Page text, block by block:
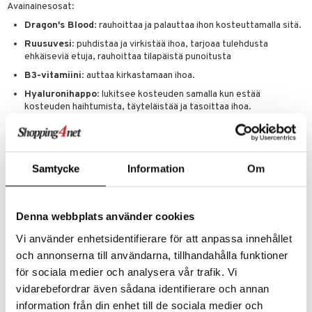
Samtycke Information Om
Denna webbplats använder cookies
Vi använder enhetsidentifierare för att anpassa innehållet
och annonserna till användarna, tillhandahålla funktioner
för sociala medier och analysera vår trafik. Vi
vidarebefordrar även sådana identifierare och annan
information från din enhet till de sociala medier och
Avainainesosat:
Dragon's Blood: rauhoittaa ja palauttaa ihon kosteuttamalla sitä.
Ruusuvesi: puhdistaa ja virkistää ihoa, tarjoaa tulehdusta
ehkäiseviä etuja, rauhoittaa tilapäistä punoitusta
B3-vitamiini: auttaa kirkastamaan ihoa.
Hyaluronihappo: lukitsee kosteuden samalla kun estää
kosteuden haihtumista, täyteläistää ja tasoittaa ihoa.
Tulokset: Puhdas, kosteutettu ja säteilevä iho – täydellinen nopeaan,
jetset-elämäntyyliin.
pois. Voidaan käyttää yksinään tai kaksoispuhdistuksen vaiheena 2.
Varoitus:
Jos tuotetta joutuu silmiin, huuhtele huolellisesti vedellä.
Aqua/Water/Eau, PEG-6 Caprylic/Capric Glycerides, Niacinamide,